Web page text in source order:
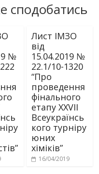
сподобатись
№
Лист ІМЗО
від
15.04.2019 №
22.1/10-1320
“Про
проведення
фінального
етапу ХХVII
Всеукраїнсь
кого турніру
юних
хіміків”
16/04/2019